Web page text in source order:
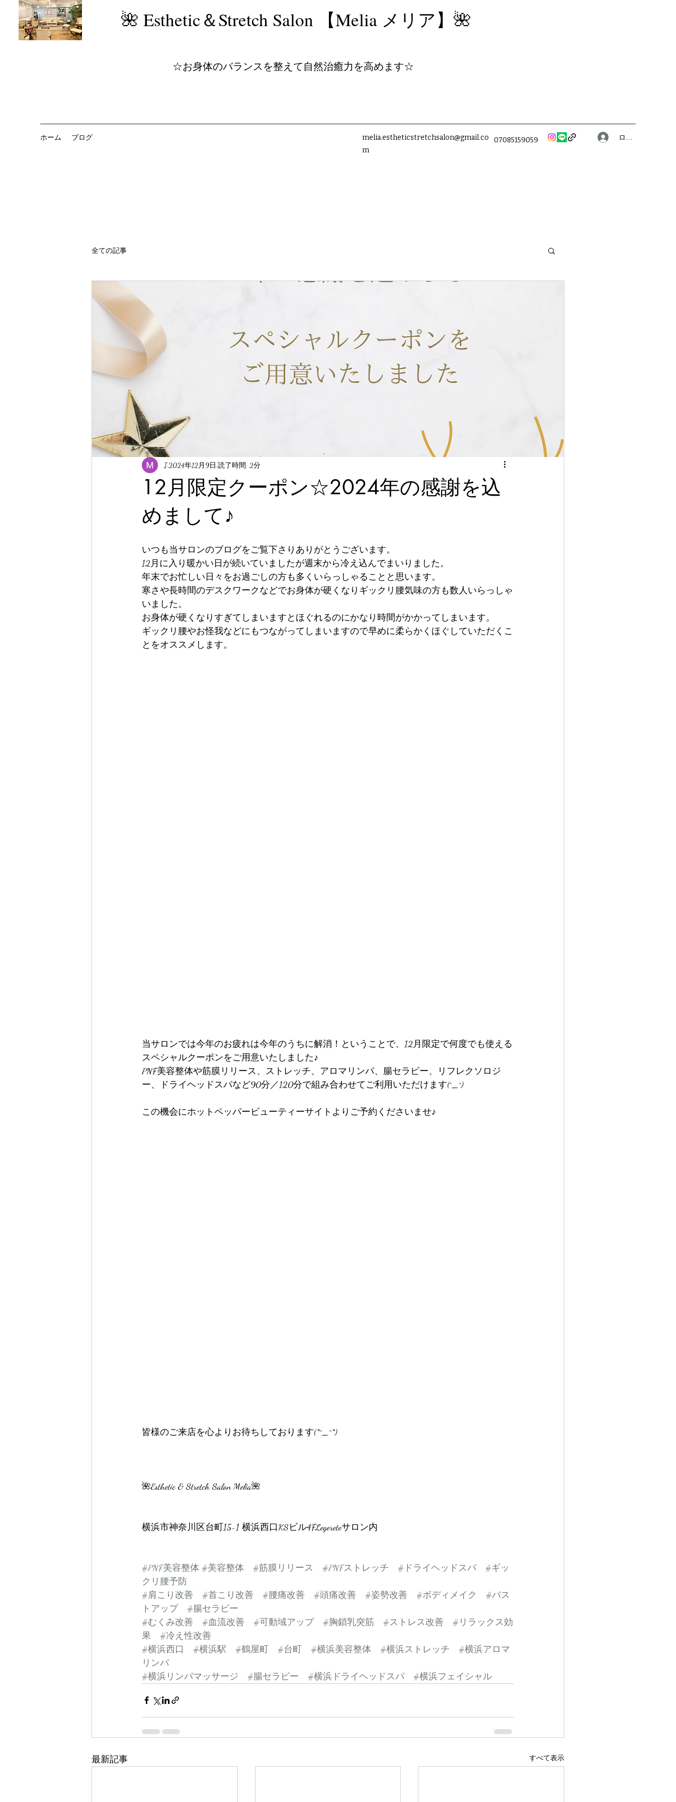
​🌺 Esthetic＆Stretch Salon 【Melia メリア】🌺
☆お身体のバランスを整えて自然治癒力を高めます☆
ホーム ブログ
melia.estheticstretchsalon@gmail.co
m
07085159059 ログイン
全ての記事
12月限定クーポン☆2024年の感謝を込
めまして♪
I2024年12月9日 読了時間: 2分
いつも当サロンのブログをご覧下さりありがとうございます。
12月に入り暖かい日が続いていましたが週末から冷え込んでまいりました。
年末でお忙しい日々をお過ごしの方も多くいらっしゃることと思います。
寒さや長時間のデスクワークなどでお身体が硬くなりギックリ腰気味の方も数人いらっしゃ
いました。
お身体が硬くなりすぎてしまいますとほぐれるのにかなり時間がかかってしまいます。
ギックリ腰やお怪我などにもつながってしまいますので早めに柔らかくほぐしていただくこ
とをオススメします。
当サロンでは今年のお疲れは今年のうちに解消！ということで、12月限定で何度でも使える
スペシャルクーポンをご用意いたしました♪
PNF美容整体や筋膜リリース、ストレッチ、アロマリンパ、腸セラピー、リフレクソロジ
ー、ドライヘッドスパなど90分／120分で組み合わせてご利用いただけます(^_^)
この機会にホットペッパービューティーサイトよりご予約くださいませ♪
皆様のご来店を心よりお待ちしております(*^_^*)
🌺Esthetic & Stretch Salon Melia🌺
横浜市神奈川区台町15-1 横浜西口KSビル4FLegereteサロン内
#PNF美容整体 #美容整体 #筋膜リリース #PNFストレッチ #ドライヘッドスパ
#ギッ
クリ腰予防
#肩こり改善
#首こり改善 #腰痛改善 #頭痛改善 #姿勢改善 #ボディメイク
#バス
トアップ
#腸セラピー
#むくみ改善
#血流改善 #可動域アップ #胸鎖乳突筋 #ストレス改善
#リラックス効
果
#冷え性改善
#横浜西口
#横浜駅 #鶴屋町 #台町 #横浜美容整体 #横浜ストレッチ
#横浜アロマ
リンパ
#横浜リンパマッサージ
#腸セラピー #横浜ドライヘッドスパ #横浜フェイシャル
最新記事 すべて表示